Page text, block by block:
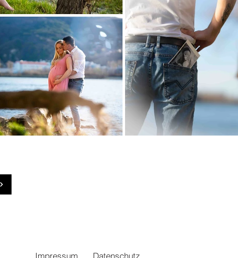
Impressum Datenschutz